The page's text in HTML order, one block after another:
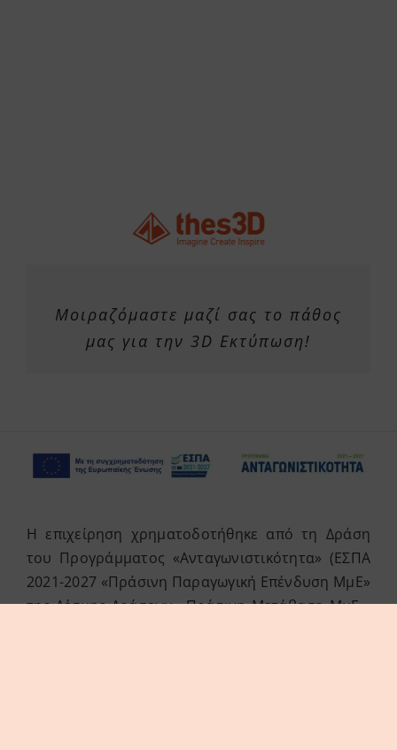
Μοιραζόμαστε μαζί σας το πάθος
μας για την 3D Εκτύπωση!
Η επιχείρηση χρηματοδοτήθηκε από τη Δράση
του Προγράμματος «Ανταγωνιστικότητα» (ΕΣΠΑ
2021-2027 «Πράσινη Παραγωγική Επένδυση ΜμΕ»
της Δέσμης Δράσεων «Πράσινη Μετάβαση ΜμΕ».